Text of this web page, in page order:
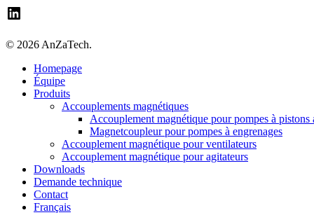
LinkedIn
© 2026 AnZaTech.
Close
Menu
Homepage
Équipe
Produits
Accouplements magnétiques
Accouplement magnétique pour pompes à pistons
Magnetcoupleur pour pompes à engrenages
Accouplement magnétique pour ventilateurs
Accouplement magnétique pour agitateurs
Downloads
Demande technique
Contact
Français